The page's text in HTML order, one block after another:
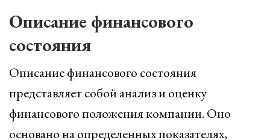
Описание финансового
состояния
Описание финансового состояния
представляет собой анализ и оценку
финансового положения компании. Оно
основано на определенных показателях,